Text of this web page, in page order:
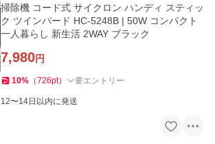
掃除機 コード式 サイクロン ハンディ スティッ
ク ツインバード HC-5248B | 50W コンパクト
一人暮らし 新生活 2WAY ブラック
7,980円
10% （726pt） 要エントリー
12〜14日以内に発送